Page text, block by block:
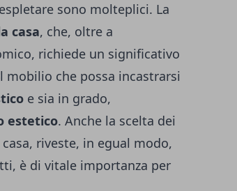
sono molteplici. La
casa, che, oltre a
richiede un significativo
che possa incastrarsi
e sia in grado,
estetico. Anche la scelta dei
riveste, in egual modo,
è di vitale importanza per